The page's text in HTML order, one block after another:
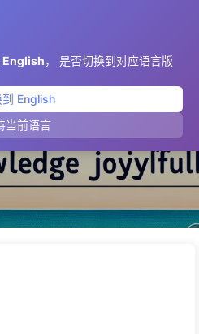
English， 是否切换到对应语言版
到 English
当前语言